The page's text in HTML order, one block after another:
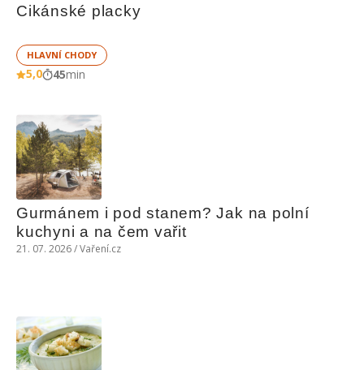
Cikánské placky
HLAVNÍ CHODY
5,0 45min
Gurmánem i pod stanem? Jak na polní
kuchyni a na čem vařit
21. 07. 2026 / Vaření.cz